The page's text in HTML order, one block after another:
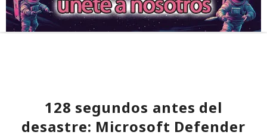
128 segundos antes del
desastre: Microsoft Defender